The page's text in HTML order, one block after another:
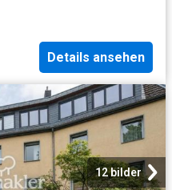
Details ansehen
12 bilder